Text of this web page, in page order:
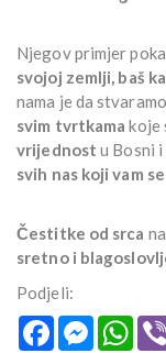
Njegov primjer
svojoj zemlji, baš
nama je da stvaramo
svim tvrtkama koje
vrijednost u Bosni
svih nas koji vam
Čestitke od srca
sretno i
Podjeli:
FacebookMessenger